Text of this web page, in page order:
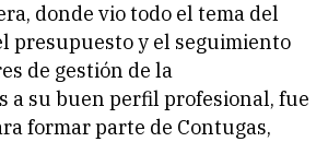
donde vio todo el tema del
presupuesto y el seguimiento
de gestión de la
a su buen perfil profesional, fue
formar parte de Contugas,